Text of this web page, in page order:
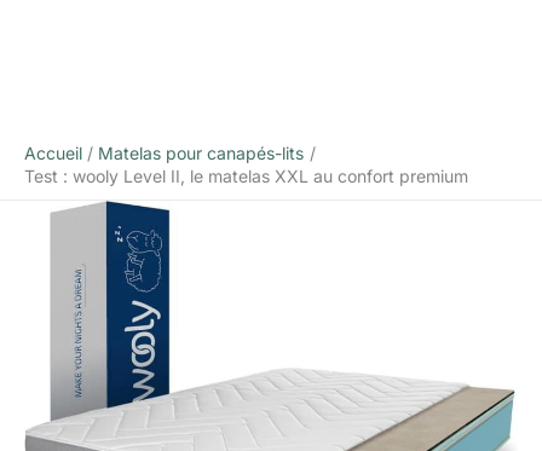
Accueil
Matelas pour canapés-lits
Test : wooly Level II, le matelas XXL au confort premium